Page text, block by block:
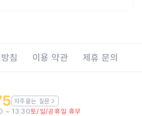
침 이용 약관 제휴 문의
자주묻는 질문
~ 13:30토/일/공휴일 휴무